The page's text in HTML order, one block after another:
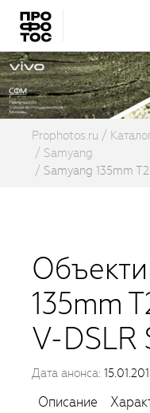
Prophotos.ru
Samyang
Samyang 135mm
135mm
V-DSLR
Дата анонса:
Описание